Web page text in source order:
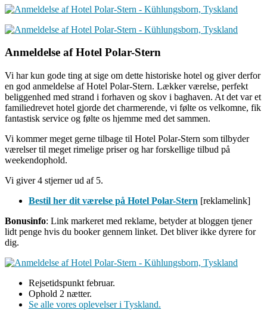
Anmeldelse af Hotel Polar-Stern
Vi har kun gode ting at sige om dette historiske hotel og giver derfor
en god anmeldelse af Hotel Polar-Stern. Lækker værelse, perfekt
beliggenhed med strand i forhaven og skov i baghaven. At det var et
familiedrevet hotel gjorde det charmerende, vi følte os velkomne, fik
fantastisk service og følte os hjemme med det sammen.
Vi kommer meget gerne tilbage til Hotel Polar-Stern som tilbyder
værelser til meget rimelige priser og har forskellige tilbud på
weekendophold.
Vi giver 4 stjerner ud af 5.
Bestil her dit værelse på Hotel Polar-Stern [reklamelink]
Bonusinfo: Link markeret med reklame, betyder at bloggen tjener
lidt penge hvis du booker gennem linket. Det bliver ikke dyrere for
dig.
Rejsetidspunkt februar.
Ophold 2 nætter.
Se alle vores oplevelser i Tyskland.